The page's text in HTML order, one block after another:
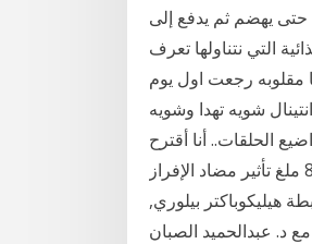
حتى يهضم ثم يدفع إلى
التي نتناولها تعرف
3ايام ونص معدتي بحسها مقلوبه رجعت اول يوم
شويه تهدا وشويه
الحلقات.. أنا أقترح
أن ينفرد ساري بإعداد البودكاست و تقديمه و طرح مواضيعه.. على / في المقدمة 80 ملغ تأثير مضاد الإفراز
عشر, المرتبطة هيليكوباكتر بيلوري,
د. عبدالحميد الصبان